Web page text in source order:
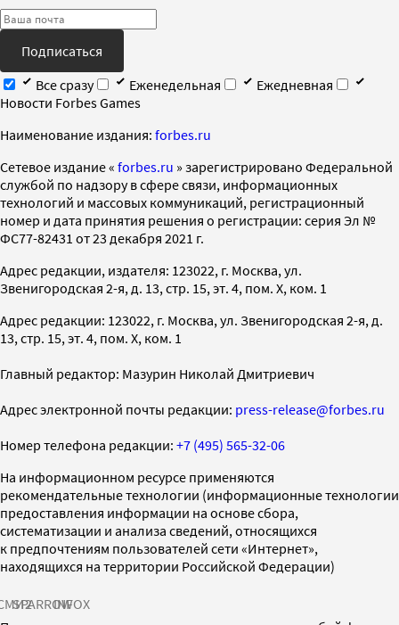
Подписаться
Все сразу
Еженедельная
Ежедневная
Новости Forbes Games
Наименование издания: forbes.ru
Cетевое издание « forbes.ru » зарегистрировано Федеральной
службой по надзору в сфере связи, информационных
технологий и массовых коммуникаций, регистрационный
номер и дата принятия решения о регистрации: серия Эл №
ФС77-82431 от 23 декабря 2021 г.
Адрес редакции, издателя: 123022, г. Москва, ул.
Звенигородская 2-я, д. 13, стр. 15, эт. 4, пом. X, ком. 1
Адрес редакции: 123022, г. Москва, ул. Звенигородская 2-я, д.
13, стр. 15, эт. 4, пом. X, ком. 1
Главный редактор: Мазурин Николай Дмитриевич
Адрес электронной почты редакции: press-release@forbes.ru
Номер телефона редакции: +7 (495) 565-32-06
На информационном ресурсе применяются
рекомендательные технологии (информационные технологии
предоставления информации на основе сбора,
систематизации и анализа сведений, относящихся
к предпочтениям пользователей сети «Интернет»,
находящихся на территории Российской Федерации)
SPARROWINFOX